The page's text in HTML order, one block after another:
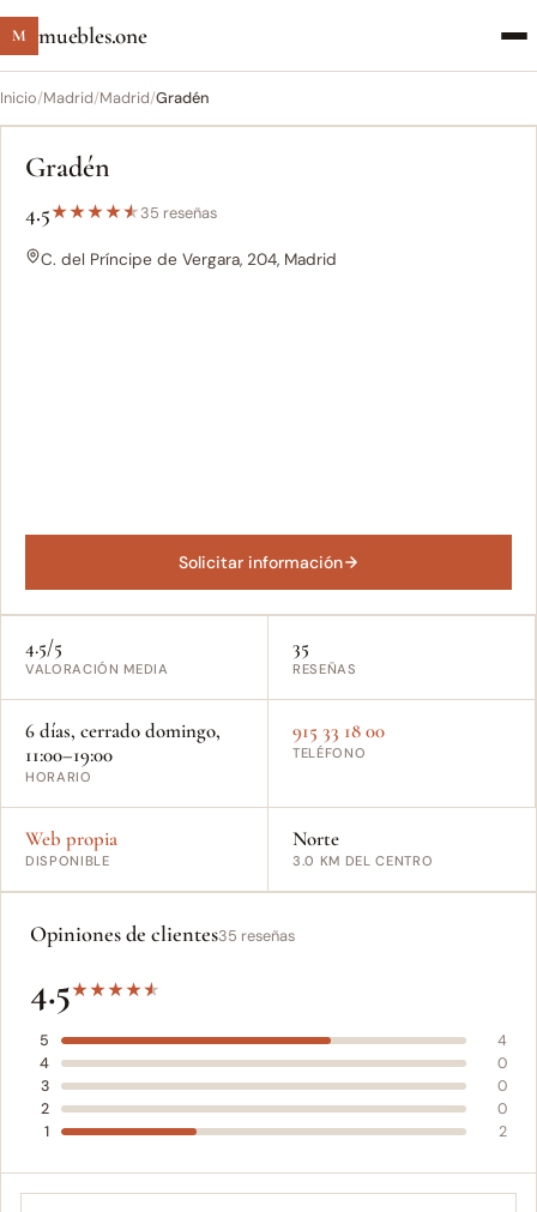
M muebles.one
Inicio/Madrid/Madrid/Gradén
Gradén
4.5★★★★★35 reseñas
C. del Príncipe de Vergara, 204, Madrid
Solicitar información
4.5/5
VALORACIÓN MEDIA
35
RESEÑAS
6 días, cerrado domingo,
11:00–19:00
HORARIO
915 33 18 00
TELÉFONO
Web propia
DISPONIBLE
Norte
3.0 KM DEL CENTRO
Opiniones de clientes35 reseñas
4.5★★★★★
5
4
4
0
3
0
2
0
1
2